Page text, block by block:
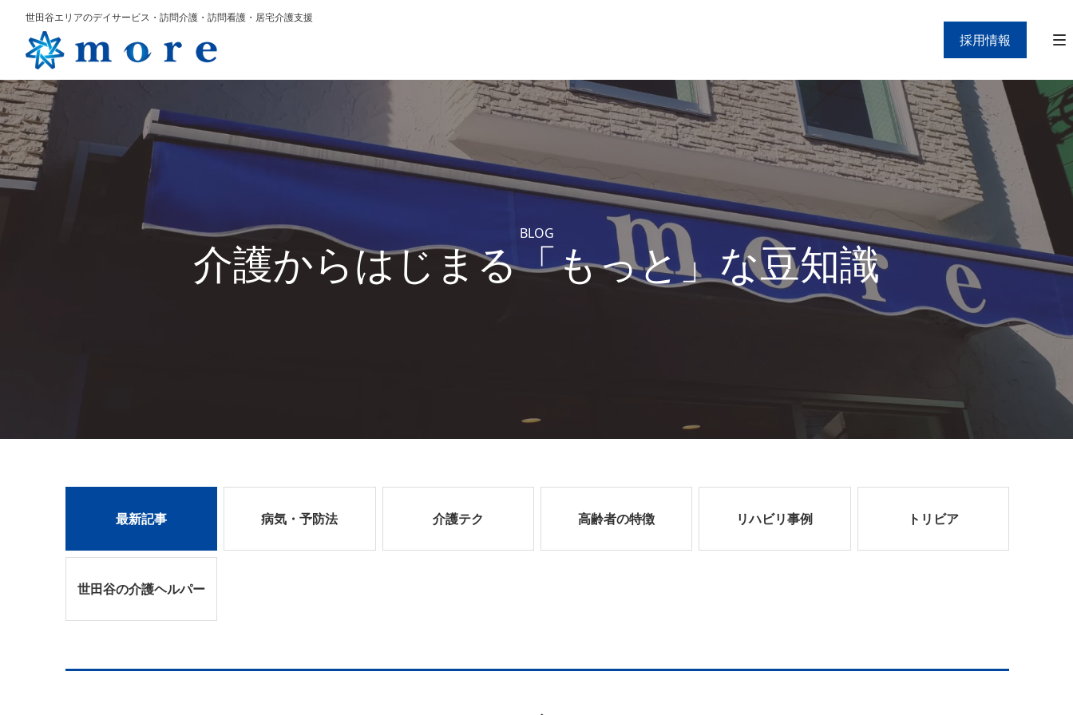
世田谷エリアのデイサービス・訪問介護・訪問看護・居宅介護支援
採用情報
BLOG
介護からはじまる「もっと」な豆知識
最新記事 病気・予防法 介護テク 高齢者の特徴 リハビリ事例 トリビア
世田谷の介護ヘルパー